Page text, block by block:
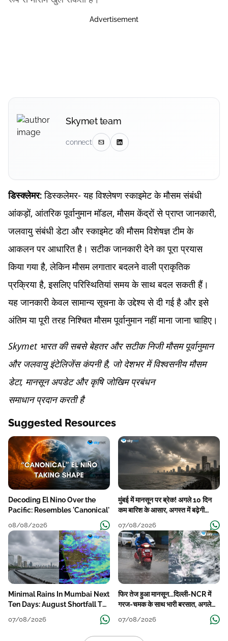
Advertisement
Skymet team
connect
डिस्क्लेमर:डिस्कलेमर- यह विश्लेषण स्काइमेट के मौसम संबंधी
आंकड़ों, आंतरिक पूर्वानुमान मॉडल, मौसम केंद्रों से प्राप्त जानकारी,
जलवायु संबंधी डेटा और स्काइमेट की मौसम विशेषज्ञ टीम के
आकलन पर आधारित है। सटीक जानकारी देने का पूरा प्रयास
किया गया है, लेकिन मौसम लगातार बदलने वाली प्राकृतिक
प्रक्रिया है, इसलिए परिस्थितियां समय के साथ बदल सकती हैं।
यह जानकारी केवल सामान्य सूचना के उद्देश्य से दी गई है और इसे
अंतिम या पूरी तरह निश्चित मौसम पूर्वानुमान नहीं माना जाना चाहिए।
Skymet भारत की सबसे बेहतर और सटीक निजी मौसम पूर्वानुमान
और जलवायु इंटेलिजेंस कंपनी है, जो देशभर में विश्वसनीय मौसम
डेटा, मानसून अपडेट और कृषि जोखिम प्रबंधन
समाधान प्रदान करती है
Suggested Resources
Decoding El Nino Over the
Pacific: Resembles 'Canonical'
08/08/2026
मुंबई में मानसून पर ब्रेक! अगले 10 दिन
कम बारिश के आसार, अगस्त में बढ़ेगी
07/08/2026
Minimal Rains In Mumbai Next
Ten Days: August Shortfall To
07/08/2026
फिर तेज हुआ मानसून...दिल्ली-NCR में
गरज-चमक के साथ भारी बरसात, अगले
07/08/2026